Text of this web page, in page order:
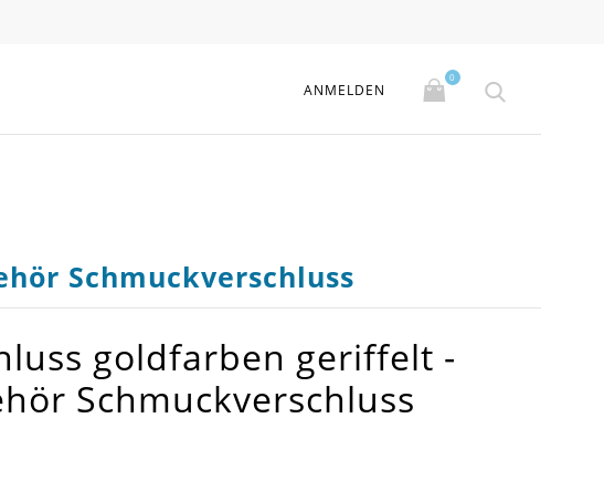
ANMELDEN
0
Schmuckverschluss
goldfarben geriffelt -
Schmuckverschluss